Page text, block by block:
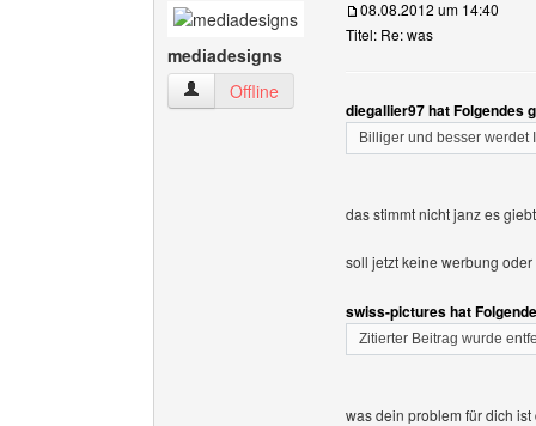
mediadesigns
mediadesigns Benutzer-Profile anzeigen
Offline
08.08.2012 um 14:40
Titel: Re: was
diegallier97 hat Folgendes
Billiger und besser werdet
das stimmt nicht janz es
soll jetzt keine werbung
swiss-pictures hat
Zitierter Beitrag wurde
was dein problem für dich